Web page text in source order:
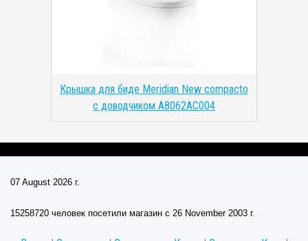
Крышка для биде Meridian New compacto
с доводчиком A8062AC004
07 August 2026 г.
15258720 человек посетили магазин c 26 November 2003 г.